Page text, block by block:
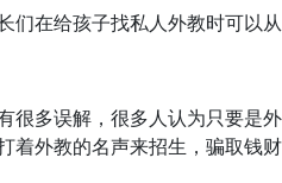
们在给孩子找私人外教时可以
很多误解，很多人认为只要是
着外教的名声来招生，骗取钱